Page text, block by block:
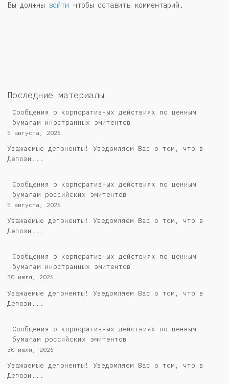
Вы должны войти чтобы оставить комментарий.
Последние материалы
Сообщения о корпоративных действиях по ценным
бумагам иностранных эмитентов
5 августа, 2026
Уважаемые депоненты! Уведомляем Вас о том, что в
Депози...
Cообщения о корпоративных действиях по ценным
бумагам российских эмитентов
5 августа, 2026
Уважаемые депоненты! Уведомляем Вас о том, что в
Депози...
Сообщения о корпоративных действиях по ценным
бумагам иностранных эмитентов
30 июля, 2026
Уважаемые депоненты! Уведомляем Вас о том, что в
Депози...
Cообщения о корпоративных действиях по ценным
бумагам российских эмитентов
30 июля, 2026
Уважаемые депоненты! Уведомляем Вас о том, что в
Депози...